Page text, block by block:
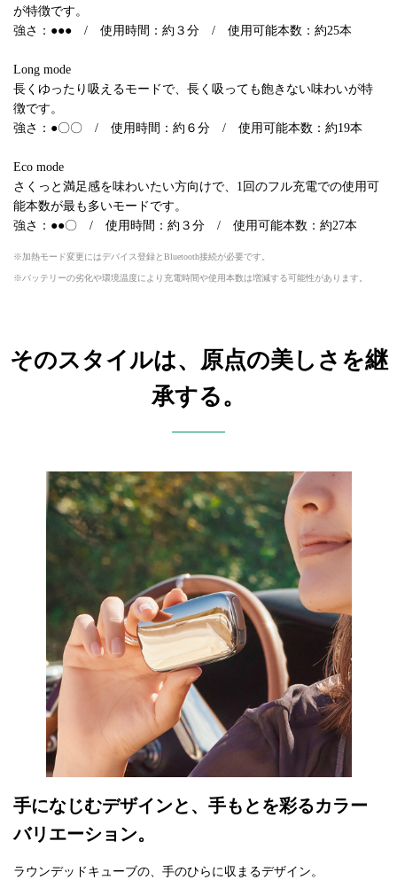
が特徴です。
強さ：●●● / 使用時間：約３分 / 使用可能本数：約25本
Long mode
長くゆったり吸えるモードで、長く吸っても飽きない味わいが特
徴です。
強さ：●〇〇 / 使用時間：約６分 / 使用可能本数：約19本
Eco mode
さくっと満足感を味わいたい方向けで、1回のフル充電での使用可
能本数が最も多いモードです。
強さ：●●〇 / 使用時間：約３分 / 使用可能本数：約27本
加熱モード変更にはデバイス登録とBluetooth接続が必要です。
バッテリーの劣化や環境温度により充電時間や使用本数は増減する可能性があります。
そのスタイルは、原点の美しさを継
承する。
手になじむデザインと、手もとを彩るカラー
バリエーション。
ラウンデッドキューブの、手のひらに収まるデザイン。